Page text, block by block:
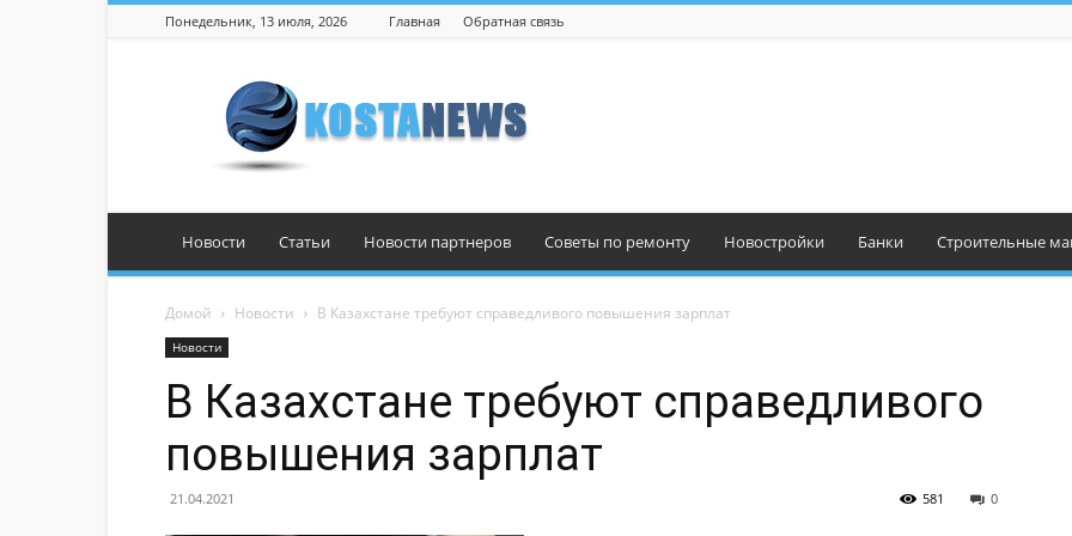
Понедельник, 13 июля, 2026 Главная Обратная связь
Новости Статьи Новости партнеров Советы по ремонту Новостройки Банки Строительные
Домой Новости В Казахстане требуют справедливого повышения зарплат
Новости
В Казахстане требуют справедливого
повышения зарплат
21.04.2021 0
581